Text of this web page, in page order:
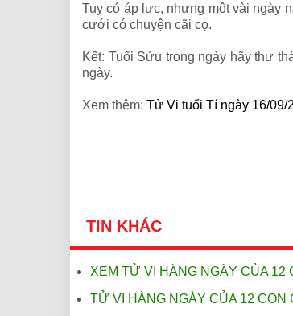
Tuy có áp lực, nhưng một vài ngày
cưới có chuyện cãi cọ.
Kết: Tuổi Sửu trong ngày hãy thư
ngày.
Xem thêm: Tử Vi tuổi Tí ngày 16/09/
TIN KHÁC
XEM TỬ VI HÀNG NGÀY CỦA 12
TỬ VI HÀNG NGÀY CỦA 12 CON